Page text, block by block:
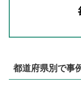
都道府県別で事